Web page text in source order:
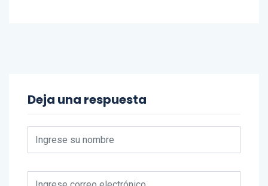
Deja una respuesta